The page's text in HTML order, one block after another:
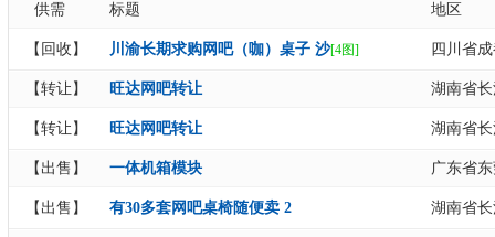
供需 标题 地区
【回收】 川渝长期求购网吧（咖）桌子 沙[4图] 四川省
【转让】 旺达网吧转让 湖南省
【转让】 旺达网吧转让 湖南省
【出售】 一体机箱模块 广东省
【出售】 有30多套网吧桌椅随便卖 2 湖南省